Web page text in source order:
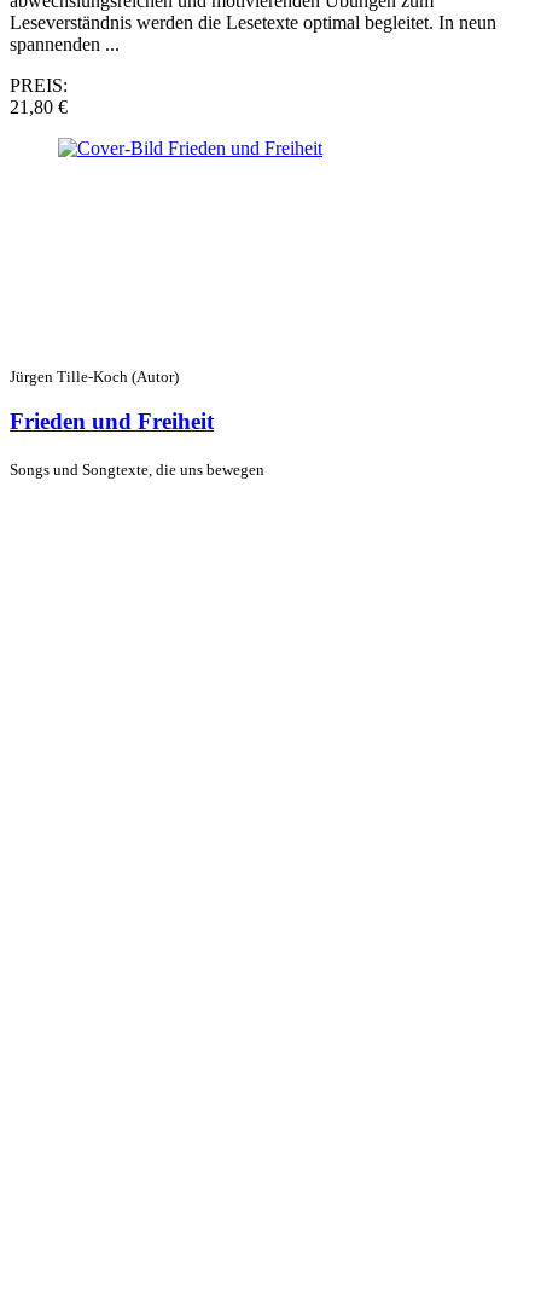
Leseverständnis werden die Lesetexte optimal begleitet. In neun
spannenden ...
PREIS:
21,80 €
Jürgen Tille-Koch (Autor)
Frieden und Freiheit
Songs und Songtexte, die uns bewegen